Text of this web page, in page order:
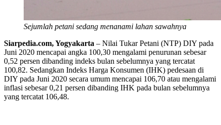
Sejumlah petani sedang menanami lahan sawahnya
Siarpedia.com, Yogyakarta – Nilai Tukar Petani (NTP) DIY pada
Juni 2020 mencapai angka 100,30 mengalami penurunan sebesar
0,52 persen dibanding indeks bulan sebelumnya yang tercatat
100,82. Sedangkan Indeks Harga Konsumen (IHK) pedesaan di
DIY pada Juni 2020 secara umum mencapai 106,70 atau mengalami
inflasi sebesar 0,21 persen dibanding IHK pada bulan sebelumnya
yang tercatat 106,48.